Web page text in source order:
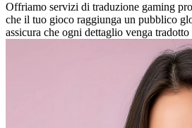
Offriamo servizi di traduzione gaming
che il tuo gioco raggiunga un pubblico
assicura che ogni dettaglio venga